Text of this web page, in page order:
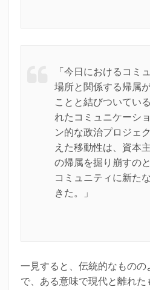
「今日におけるコミ
場所と関係する帰属
ことと結びついてい
れたコミュニケーシ
ン的な政治プロジェ
えた移動性は、資本
の帰属を掘り崩すの
コミュニティに新た
きた。」
一見すると、伝統的なものの
で、ある意味で現代と離れた